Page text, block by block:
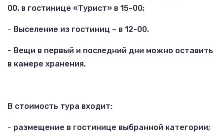
00, в гостинице «Турист» в 15-00;
- Выселение из гостиниц – в 12-00.
- Вещи в первый и последний дни можно оставить
в камере хранения.
В стоимость тура входит:
- размещение в гостинице выбранной категории;